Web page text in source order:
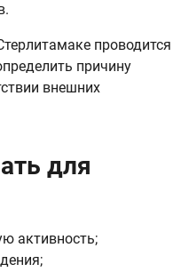
проводится
причину
внешних
для
активность;